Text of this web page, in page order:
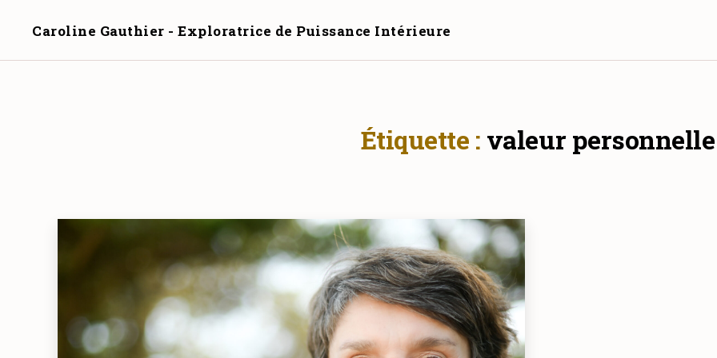
Caroline Gauthier - Exploratrice de Puissance Intérieure
Étiquette : valeur personnelle